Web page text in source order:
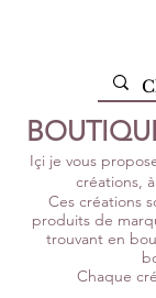
Içi je vous
créations,
Ces créations
produits de
trouvant en
Chaque